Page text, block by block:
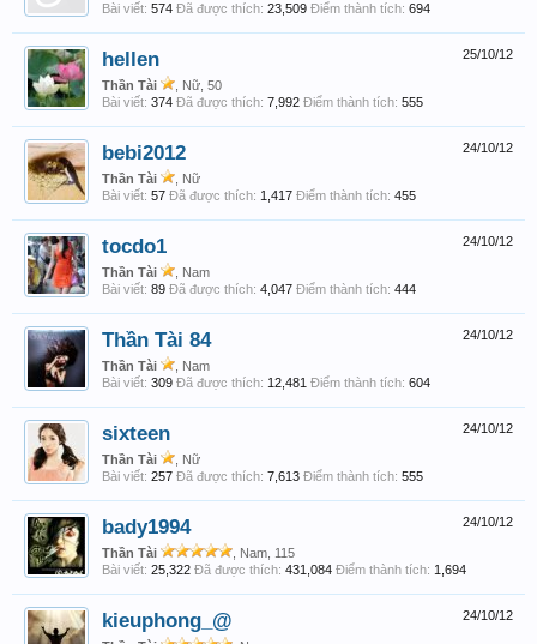
Bài viết: 574 Đã được thích: 23,509 Điểm thành tích: 694
25/10/12
hellen
Thần Tài
, Nữ, 50
Bài viết: 374 Đã được thích: 7,992 Điểm thành tích: 555
24/10/12
bebi2012
Thần Tài
, Nữ
Bài viết: 57 Đã được thích: 1,417 Điểm thành tích: 455
24/10/12
tocdo1
Thần Tài
, Nam
Bài viết: 89 Đã được thích: 4,047 Điểm thành tích: 444
24/10/12
Thần Tài 84
Thần Tài
, Nam
Bài viết: 309 Đã được thích: 12,481 Điểm thành tích: 604
24/10/12
sixteen
Thần Tài
, Nữ
Bài viết: 257 Đã được thích: 7,613 Điểm thành tích: 555
24/10/12
bady1994
Thần Tài
, Nam, 115
Bài viết: 25,322 Đã được thích: 431,084 Điểm thành tích: 1,694
24/10/12
kieuphong_@